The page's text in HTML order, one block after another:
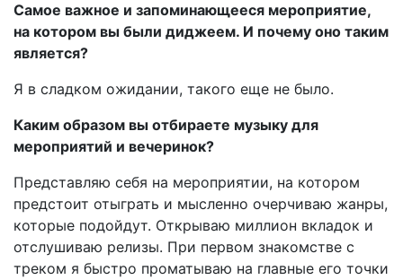
Самое важное и запоминающееся мероприятие,
на котором вы были диджеем. И почему оно таким
является?
Я в сладком ожидании, такого еще не было.
Каким образом вы отбираете музыку для
мероприятий и вечеринок?
Представляю себя на мероприятии, на котором
предстоит отыграть и мысленно очерчиваю жанры,
которые подойдут. Открываю миллион вкладок и
отслушиваю релизы. При первом знакомстве с
треком я быстро проматываю на главные его точки